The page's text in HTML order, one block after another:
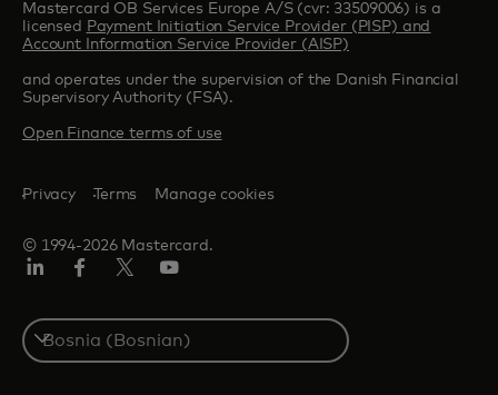
Mastercard OB Services Europe A/S (cvr: 33509006) is a
licensed Payment Initiation Service Provider (PISP) and
Account Information Service Provider (AISP)
and operates under the supervision of the Danish Financial
Supervisory Authority (FSA).
Open Finance terms of use
© 1994-2026 Mastercard.
Privacy Terms Manage cookies
Select
a
country